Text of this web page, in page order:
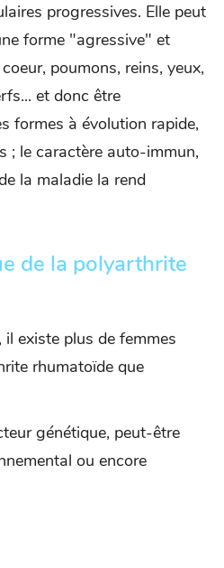
progressives. Elle peut
forme "agressive" et
poumons, reins, yeux,
et donc être
formes à évolution rapide,
; le caractère auto-immun,
la maladie la rend
de la polyarthrite
existe plus de femmes
rhumatoïde que
génétique, peut-être
ou encore